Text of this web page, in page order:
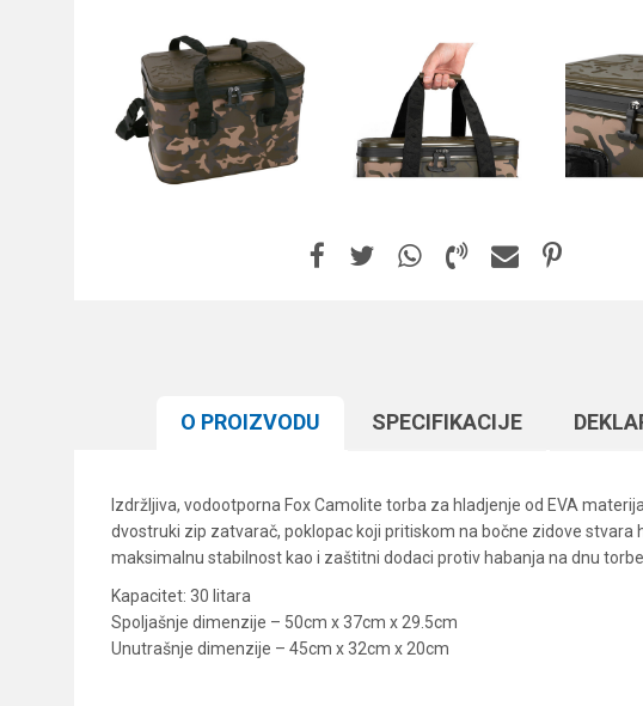
O PROIZVODU SPECIFIKACIJЕ
Izdržljiva, vodootporna Fox Camolite torba za hladjenje od EVA
dvostruki zip zatvarač, poklopac koji pritiskom na bočne zidove
maksimalnu stabilnost kao i zaštitni dodaci protiv habanja na dnu torbe.
Kapacitet: 30 litara
Spoljašnje dimenzije – 50cm x 37cm x 29.5cm
Unutrašnje dimenzije – 45cm x 32cm x 20cm